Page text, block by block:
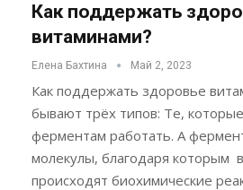
Как поддержать
витаминами?
Елена Бахтина Май 2, 2023
Как поддержать здоровье
бывают трёх типов: Те,
ферментам работать. А
молекулы, благодаря которым
происходят биохимические